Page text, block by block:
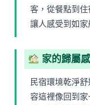
客，從餐點到
讓人感受到如家
家的歸屬感
民宿環境乾淨
容這裡像回到